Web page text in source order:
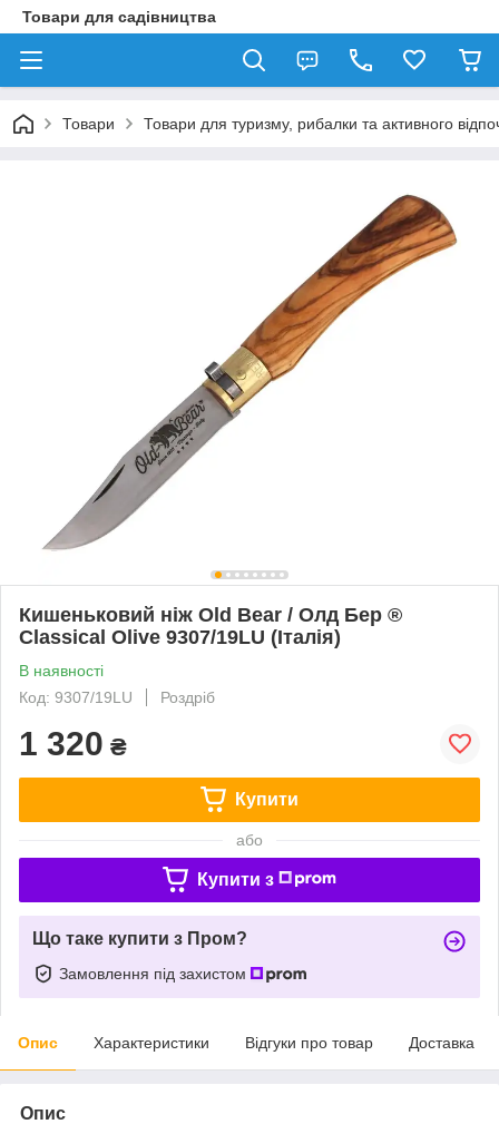
Товари для садівництва
Товари Товари для туризму, рибалки та активного
Кишеньковий ніж Old Bear / Олд Бер ®
Classical Olive 9307/19LU (Італія)
В наявності
Код: 9307/19LU
Роздріб
1 320 ₴
Купити
або
Купити з
Що таке купити з Пром?
Замовлення під захистом
Опис Характеристики Відгуки про товар Доставка
Опис